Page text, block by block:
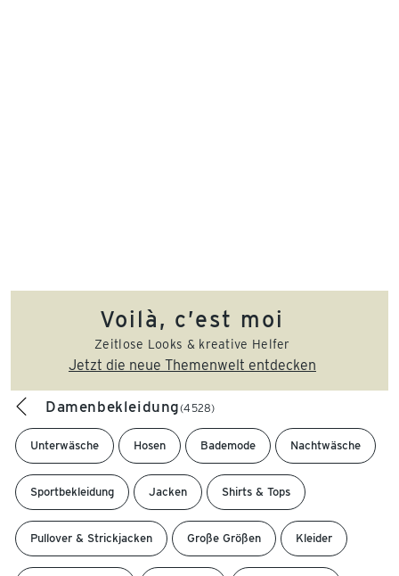
Voilà, c’est moi
Zeitlose Looks & kreative Helfer
Jetzt die neue Themenwelt entdecken
Damenbekleidung(4528)
Unterwäsche Hosen Bademode Nachtwäsche
Sportbekleidung Jacken Shirts & Tops
Pullover & Strickjacken Große Größen Kleider